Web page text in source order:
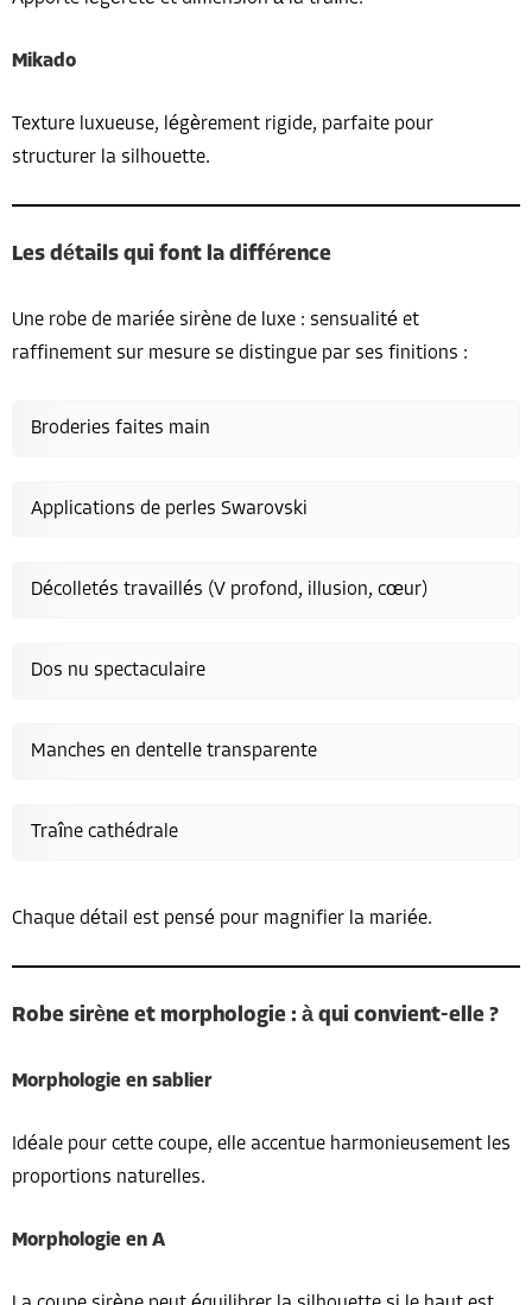
Mikado
Texture luxueuse, légèrement rigide, parfaite pour
structurer la silhouette.
Les détails qui font la différence
Une robe de mariée sirène de luxe : sensualité et
raffinement sur mesure se distingue par ses finitions :
Broderies faites main
Applications de perles Swarovski
Décolletés travaillés (V profond, illusion, cœur)
Dos nu spectaculaire
Manches en dentelle transparente
Traîne cathédrale
Chaque détail est pensé pour magnifier la mariée.
Robe sirène et morphologie : à qui convient-elle ?
Morphologie en sablier
Idéale pour cette coupe, elle accentue harmonieusement les
proportions naturelles.
Morphologie en A